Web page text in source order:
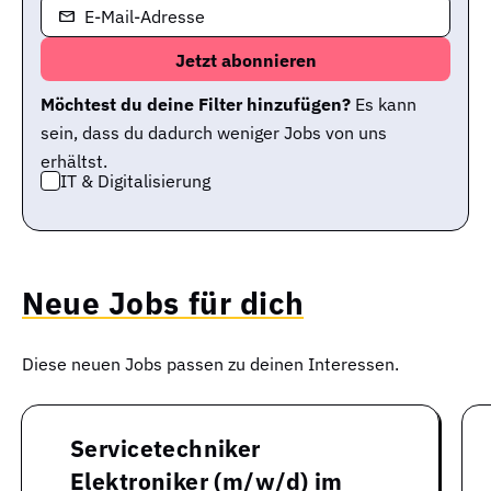
E-Mail-Adresse
Möchtest du deine Filter hinzufügen? Es kann
sein, dass du dadurch weniger Jobs von uns
erhältst.
IT & Digitalisierung
Neue Jobs für dich
Diese neuen Jobs passen zu deinen Interessen.
Servicetechniker
Elektroniker (m/w/d) im